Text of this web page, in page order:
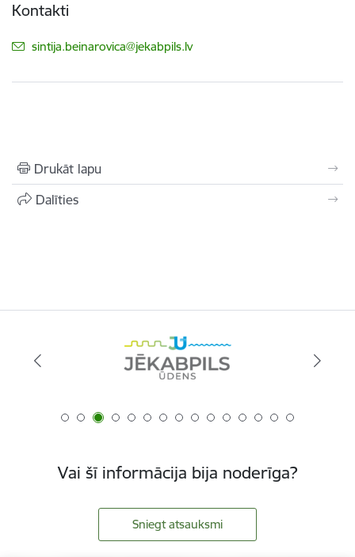
Kontakti
E-pasts:
sintija.beinarovica@jekabpils.lv
Drukāt lapu
Dalīties
Vai šī informācija bija noderīga?
Sniegt atsauksmi